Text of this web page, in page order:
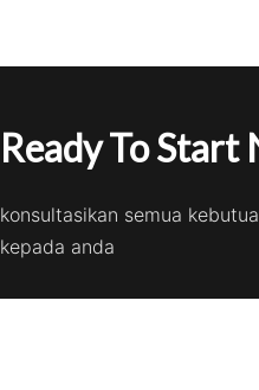
Ready To
konsultasikan semua
kepada anda